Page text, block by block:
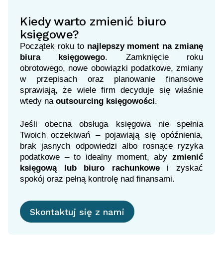
Kiedy warto zmienić biuro
księgowe?
Początek roku to najlepszy moment na zmianę
biura księgowego. Zamknięcie roku
obrotowego, nowe obowiązki podatkowe, zmiany
w przepisach oraz planowanie finansowe
sprawiają, że wiele firm decyduje się właśnie
wtedy na outsourcing księgowości.
Jeśli obecna obsługa księgowa nie spełnia
Twoich oczekiwań – pojawiają się opóźnienia,
brak jasnych odpowiedzi albo rosnące ryzyka
podatkowe – to idealny moment, aby zmienić
księgową lub biuro rachunkowe
i zyskać
spokój oraz pełną kontrolę nad finansami.
Skontaktuj się z nami